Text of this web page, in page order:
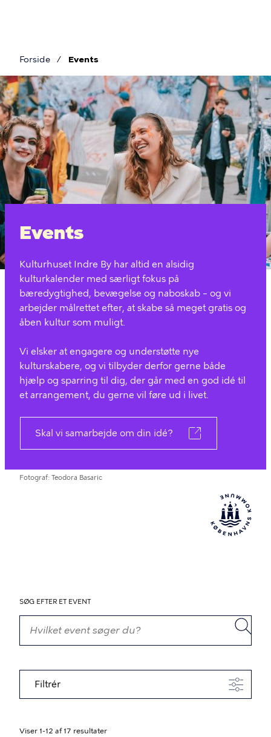
Brødkrumme
Forside Events
Events
Events
Kulturhuset Indre By har altid en alsidig
kulturkalender med særligt fokus på
bæredygtighed, bevægelse og naboskab – og vi
arbejder målrettet efter, at skabe så meget gratis og
åben kultur som muligt.
Vi elsker at engagere og understøtte nye
kulturskabere, og vi tilbyder derfor gerne både
hjælp og sparring til dig, der går med en god idé til
et arrangement, du gerne vil føre ud i livet.
Skal vi samarbejde om din idé?
Fotograf Teodora Basaric
SØG EFTER ET EVENT
Filtrér
Viser 1-12 af 17 resultater